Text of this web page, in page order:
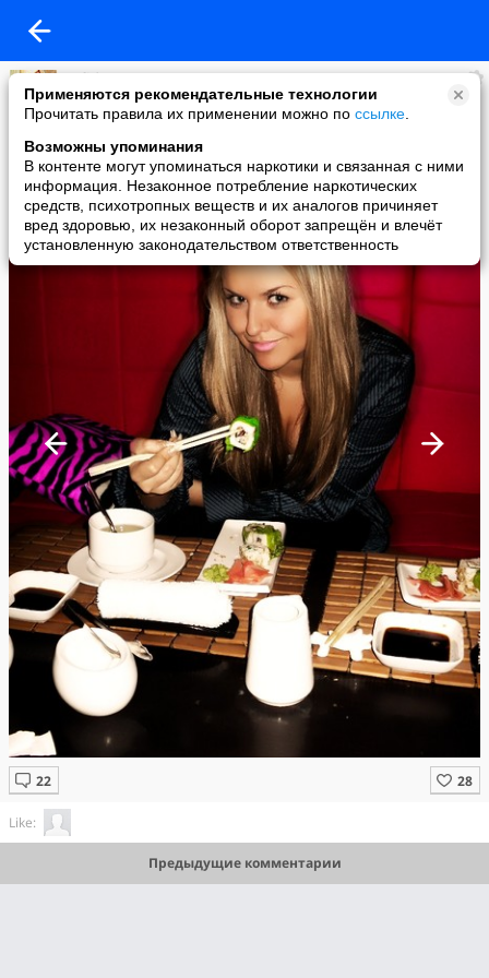
Применяются рекомендательные технологии
Прочитать правила их применении можно по ссылке
Возможны упоминания
В контенте могут упоминаться наркотики и связанная с ними
информация. Незаконное потребление наркотических
средств, психотропных веществ и их аналогов причиняет
вред здоровью, их незаконный оборот запрещён и влечёт
установленную законодательством ответственность
Sofi *
added a photo
04 Sep в 19:00
Like:
Предыдущие комментарии